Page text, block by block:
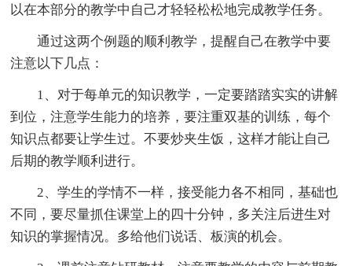
以在本部分的教学中自己才轻轻松松地完成教学任务。
通过这两个例题的顺利教学，提醒自己在教学中要
注意以下几点：
1、对于每单元的知识教学，一定要踏踏实实的讲解
到位，注意学生能力的培养，要注重双基的训练，每个
知识点都要让学生过。不要炒夹生饭，这样才能让自己
后期的教学顺利进行。
2、学生的学情不一样，接受能力各不相同，基础也
不同，要尽量抓住课堂上的四十分钟，多关注后进生对
知识的掌握情况。多给他们说话、板演的机会。